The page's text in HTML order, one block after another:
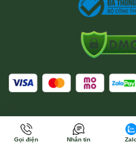
Gọi điện Nhắn tin